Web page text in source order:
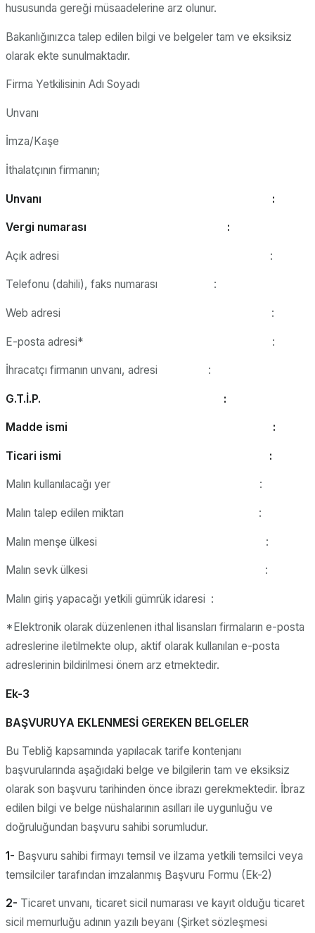
hususunda gereği müsaadelerine arz olunur.
Bakanlığınızca talep edilen bilgi ve belgeler tam ve eksiksiz
olarak ekte sunulmaktadır.
Firma Yetkilisinin Adı Soyadı
Unvanı
İmza/Kaşe
İthalatçının firmanın;
Unvanı :
Vergi numarası :
Açık adresi :
Telefonu (dahili), faks numarası :
Web adresi :
E-posta adresi* :
İhracatçı firmanın unvanı, adresi :
G.T.İ.P. :
Madde ismi :
Ticari ismi :
Malın kullanılacağı yer :
Malın talep edilen miktarı :
Malın menşe ülkesi :
Malın sevk ülkesi :
Malın giriş yapacağı yetkili gümrük idaresi :
*Elektronik olarak düzenlenen ithal lisansları firmaların e-posta
adreslerine iletilmekte olup, aktif olarak kullanılan e-posta
adreslerinin bildirilmesi önem arz etmektedir.
Ek-3
BAŞVURUYA EKLENMESİ GEREKEN BELGELER
Bu Tebliğ kapsamında yapılacak tarife kontenjanı
başvurularında aşağıdaki belge ve bilgilerin tam ve eksiksiz
olarak son başvuru tarihinden önce ibrazı gerekmektedir. İbraz
edilen bilgi ve belge nüshalarının asılları ile uygunluğu ve
doğruluğundan başvuru sahibi sorumludur.
1- Başvuru sahibi firmayı temsil ve ilzama yetkili temsilci veya
temsilciler tarafından imzalanmış Başvuru Formu (Ek-2)
2- Ticaret unvanı, ticaret sicil numarası ve kayıt olduğu ticaret
sicil memurluğu adının yazılı beyanı (Şirket sözleşmesi